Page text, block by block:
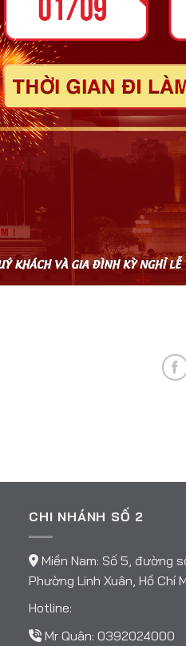
CHI NHÁNH SỐ 2
Miền Nam: Số 5, đường
Phường Linh Xuân, Hồ Chí
Hotline:
Mr Quân: 0392024000